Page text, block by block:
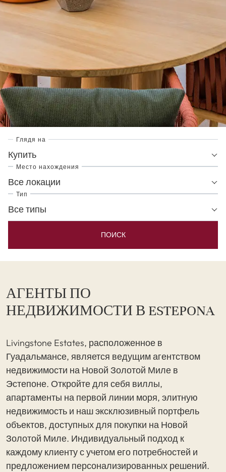
Глядя на
Купить
Место нахождения
Все локации
Тип
Все типы
ПОИСК
АГЕНТЫ ПО
НЕДВИЖИМОСТИ В ESTEPONA
Livingstone Estates, расположенное в
Гуадальмансе, является ведущим агентством
недвижимости на Новой Золотой Миле в
Эстепоне. Откройте для себя виллы,
апартаменты на первой линии моря, элитную
недвижимость и наш эксклюзивный портфель
объектов, доступных для покупки на Новой
Золотой Миле. Индивидуальный подход к
каждому клиенту с учетом его потребностей и
предложением персонализированных решений.